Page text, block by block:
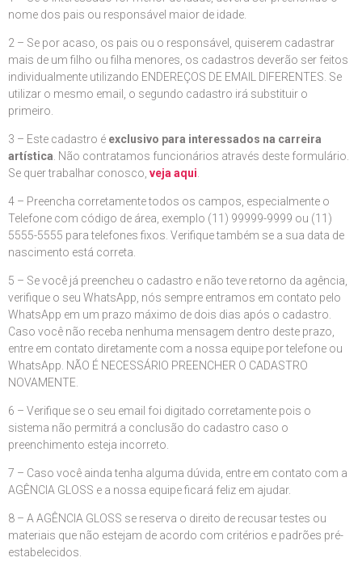
nome dos pais ou responsável maior de idade.
2 – Se por acaso, os pais ou o responsável, quiserem cadastrar
mais de um filho ou filha menores, os cadastros deverão ser feitos
individualmente utilizando ENDEREÇOS DE EMAIL DIFERENTES. Se
utilizar o mesmo email, o segundo cadastro irá substituir o
primeiro.
3 – Este cadastro é exclusivo para interessados na carreira
artística . Não contratamos funcionários através deste formulário.
Se quer trabalhar conosco, veja aqui
4 – Preencha corretamente todos os campos, especialmente o
Telefone com código de área, exemplo (11) 99999-9999 ou (11)
5555-5555 para telefones fixos. Verifique também se a sua data de
nascimento está correta.
5 – Se você já preencheu o cadastro e não teve retorno da agência,
verifique o seu WhatsApp, nós sempre entramos em contato pelo
WhatsApp em um prazo máximo de dois dias após o cadastro.
Caso você não receba nenhuma mensagem dentro deste prazo,
entre em contato diretamente com a nossa equipe por telefone ou
WhatsApp. NÃO É NECESSÁRIO PREENCHER O CADASTRO
NOVAMENTE.
6 – Verifique se o seu email foi digitado corretamente pois o
sistema não permitrá a conclusão do cadastro caso o
preenchimento esteja incorreto.
7 – Caso você ainda tenha alguma dúvida, entre em contato com a
AGÊNCIA GLOSS e a nossa equipe ficará feliz em ajudar.
8 – A AGÊNCIA GLOSS se reserva o direito de recusar testes ou
materiais que não estejam de acordo com critérios e padrões pré-
estabelecidos.